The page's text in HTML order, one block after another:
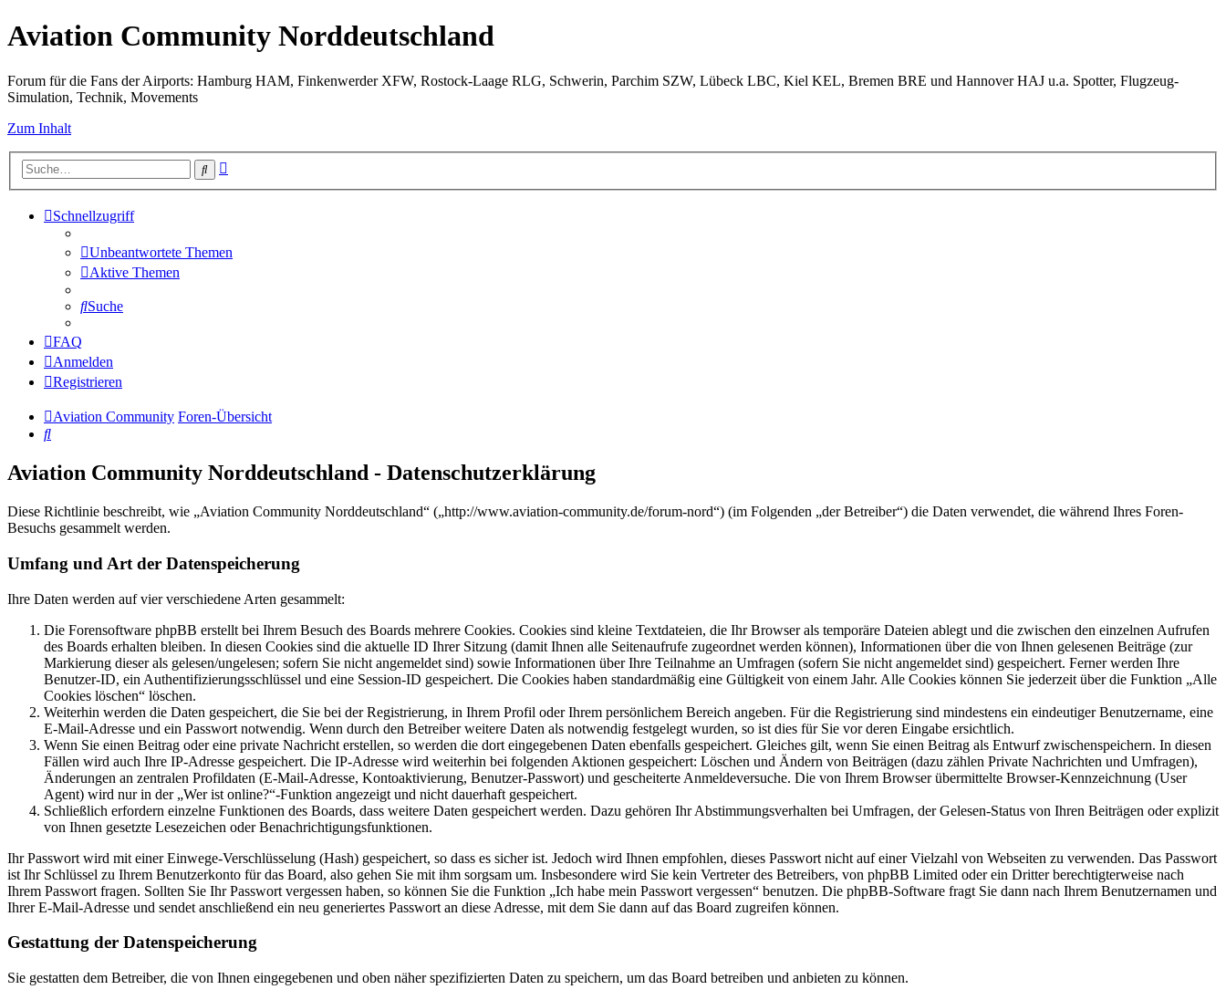
Aviation Community Norddeutschland
Forum für die Fans der Airports: Hamburg HAM, Finkenwerder XFW, Rostock-Laage RLG, Schwerin, Parchim SZW, Lübeck LBC, Kiel KEL, Bremen BRE und Hannover HAJ u.a. Spotter, Flugzeug-
Simulation, Technik, Movements
Zum Inhalt
Suche
Schnellzugriff
Unbeantwortete Themen
Aktive Themen
Suche
FAQ
Anmelden
Registrieren
Aviation Community Foren-Übersicht
Suche
Aviation Community Norddeutschland - Datenschutzerklärung
Diese Richtlinie beschreibt, wie „Aviation Community Norddeutschland“ („http://www.aviation-community.de/forum-nord“) (im Folgenden „der Betreiber“) die Daten verwendet, die während Ihres Foren-
Besuchs gesammelt werden.
Umfang und Art der Datenspeicherung
Ihre Daten werden auf vier verschiedene Arten gesammelt:
Die Forensoftware phpBB erstellt bei Ihrem Besuch des Boards mehrere Cookies. Cookies sind kleine Textdateien, die Ihr Browser als temporäre Dateien ablegt und die zwischen den einzelnen Aufrufen
des Boards erhalten bleiben. In diesen Cookies sind die aktuelle ID Ihrer Sitzung (damit Ihnen alle Seitenaufrufe zugeordnet werden können), Informationen über die von Ihnen gelesenen Beiträge (zur
Markierung dieser als gelesen/ungelesen; sofern Sie nicht angemeldet sind) sowie Informationen über Ihre Teilnahme an Umfragen (sofern Sie nicht angemeldet sind) gespeichert. Ferner werden Ihre
Benutzer-ID, ein Authentifizierungsschlüssel und eine Session-ID gespeichert. Die Cookies haben standardmäßig eine Gültigkeit von einem Jahr. Alle Cookies können Sie jederzeit über die Funktion „Alle
Cookies löschen“ löschen.
Weiterhin werden die Daten gespeichert, die Sie bei der Registrierung, in Ihrem Profil oder Ihrem persönlichem Bereich angeben. Für die Registrierung sind mindestens ein eindeutiger Benutzername, eine
E-Mail-Adresse und ein Passwort notwendig. Wenn durch den Betreiber weitere Daten als notwendig festgelegt wurden, so ist dies für Sie vor deren Eingabe ersichtlich.
Wenn Sie einen Beitrag oder eine private Nachricht erstellen, so werden die dort eingegebenen Daten ebenfalls gespeichert. Gleiches gilt, wenn Sie einen Beitrag als Entwurf zwischenspeichern. In diesen
Fällen wird auch Ihre IP-Adresse gespeichert. Die IP-Adresse wird weiterhin bei folgenden Aktionen gespeichert: Löschen und Ändern von Beiträgen (dazu zählen Private Nachrichten und Umfragen),
Änderungen an zentralen Profildaten (E-Mail-Adresse, Kontoaktivierung, Benutzer-Passwort) und gescheiterte Anmeldeversuche. Die von Ihrem Browser übermittelte Browser-Kennzeichnung (User
Agent) wird nur in der „Wer ist online?“-Funktion angezeigt und nicht dauerhaft gespeichert.
Schließlich erfordern einzelne Funktionen des Boards, dass weitere Daten gespeichert werden. Dazu gehören Ihr Abstimmungsverhalten bei Umfragen, der Gelesen-Status von Ihren Beiträgen oder explizit
von Ihnen gesetzte Lesezeichen oder Benachrichtigungsfunktionen.
Ihr Passwort wird mit einer Einwege-Verschlüsselung (Hash) gespeichert, so dass es sicher ist. Jedoch wird Ihnen empfohlen, dieses Passwort nicht auf einer Vielzahl von Webseiten zu verwenden. Das Passwort
ist Ihr Schlüssel zu Ihrem Benutzerkonto für das Board, also gehen Sie mit ihm sorgsam um. Insbesondere wird Sie kein Vertreter des Betreibers, von phpBB Limited oder ein Dritter berechtigterweise nach
Ihrem Passwort fragen. Sollten Sie Ihr Passwort vergessen haben, so können Sie die Funktion „Ich habe mein Passwort vergessen“ benutzen. Die phpBB-Software fragt Sie dann nach Ihrem Benutzernamen und
Ihrer E-Mail-Adresse und sendet anschließend ein neu generiertes Passwort an diese Adresse, mit dem Sie dann auf das Board zugreifen können.
Gestattung der Datenspeicherung
Sie gestatten dem Betreiber, die von Ihnen eingegebenen und oben näher spezifizierten Daten zu speichern, um das Board betreiben und anbieten zu können.